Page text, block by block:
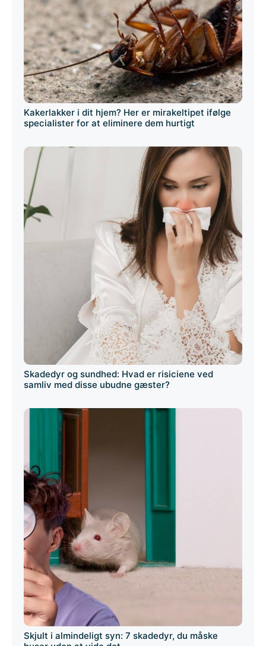
Kakerlakker i dit hjem? Her er mirakeltipet ifølge
specialister for at eliminere dem hurtigt
Skadedyr og sundhed: Hvad er risiciene ved
samliv med disse ubudne gæster?
Skjult i almindeligt syn: 7 skadedyr, du måske